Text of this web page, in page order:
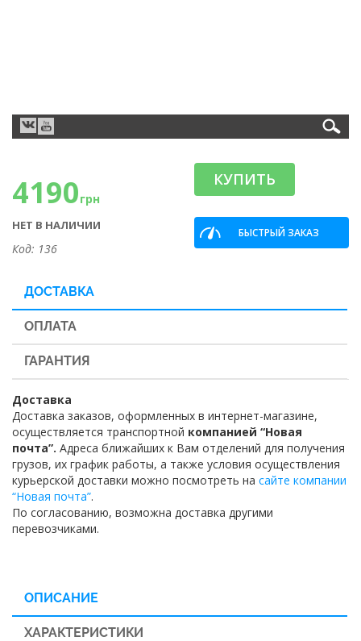
4190грн
НЕТ В НАЛИЧИИ
Код: 136
КУПИТЬ
БЫСТРЫЙ ЗАКАЗ
ДОСТАВКА
ОПЛАТА
ГАРАНТИЯ
Доставка
Доставка заказов, оформленных в интернет-магазине,
осуществляется транспортной компанией “Новая
почта”. Адреса ближайших к Вам отделений для получения
грузов, их график работы, а также условия осуществления
курьерской доставки можно посмотреть на сайте компании
“Новая почта”.
По согласованию, возможна доставка другими
перевозчиками.
ОПИСАНИЕ
ХАРАКТЕРИСТИКИ